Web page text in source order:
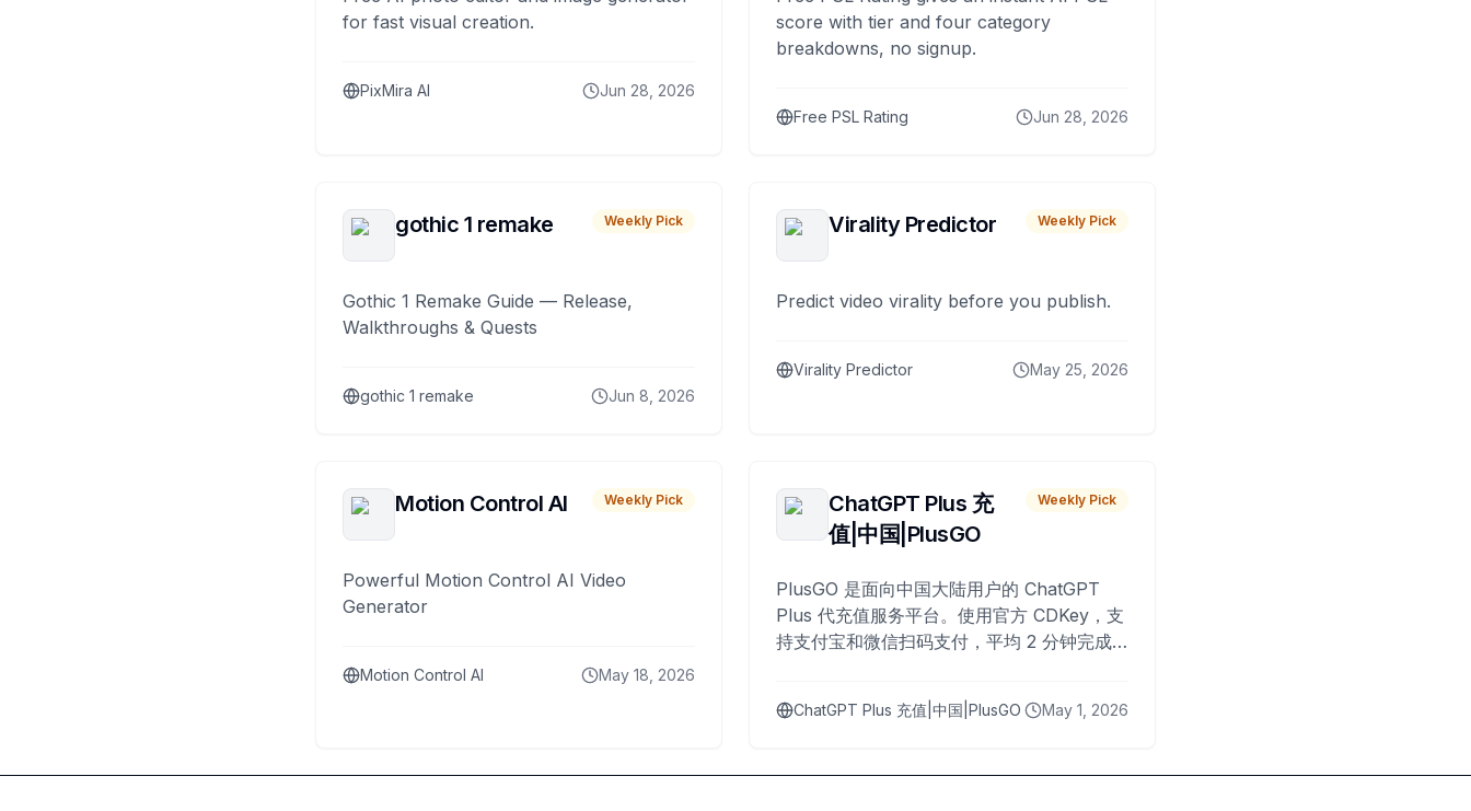
for fast visual creation.
PixMira AI Jun 28, 2026
score with tier and four category
breakdowns, no signup.
Free PSL Rating Jun 28, 2026
gothic 1 remake Weekly Pick
Gothic 1 Remake Guide — Release,
Walkthroughs & Quests
gothic 1 remake Jun 8, 2026
Virality Predictor Weekly Pick
Predict video virality before you publish.
Virality Predictor May 25, 2026
Motion Control AI Weekly Pick
Powerful Motion Control AI Video
Generator
Motion Control AI May 18, 2026
ChatGPT Plus 充
值|中国|PlusGO
Weekly Pick
PlusGO 是面向中国大陆用户的 ChatGPT
Plus 代充值服务平台。使用官方 CDKey，支
持支付宝和微信扫码支付，平均 2 分钟完成
ChatGPT Plus 充值|中国|PlusGO May 1, 2026